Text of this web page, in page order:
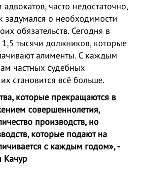
часто недостаточно,
задумался о необходимости
обязательств. Сегодня в
тысячи должников, которые
алименты. С каждым
частных судебных
становится всё больше.
которые прекращаются в
совершеннолетия,
производств, но
которые подают на
с каждым годом», -
Качур